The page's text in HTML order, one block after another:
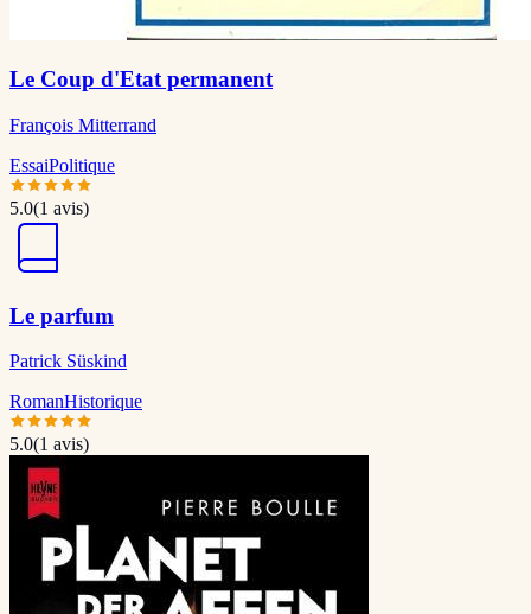
Le Coup d'Etat permanent
François Mitterrand
EssaiPolitique
5.0(1 avis)
Le parfum
Patrick Süskind
RomanHistorique
5.0(1 avis)